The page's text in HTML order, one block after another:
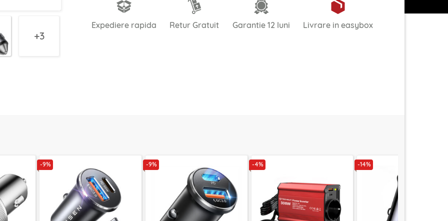
3
Expediere rapida Retur Gratuit Garantie 12 luni Livrare in easybox
-9% -9% -4% -14%